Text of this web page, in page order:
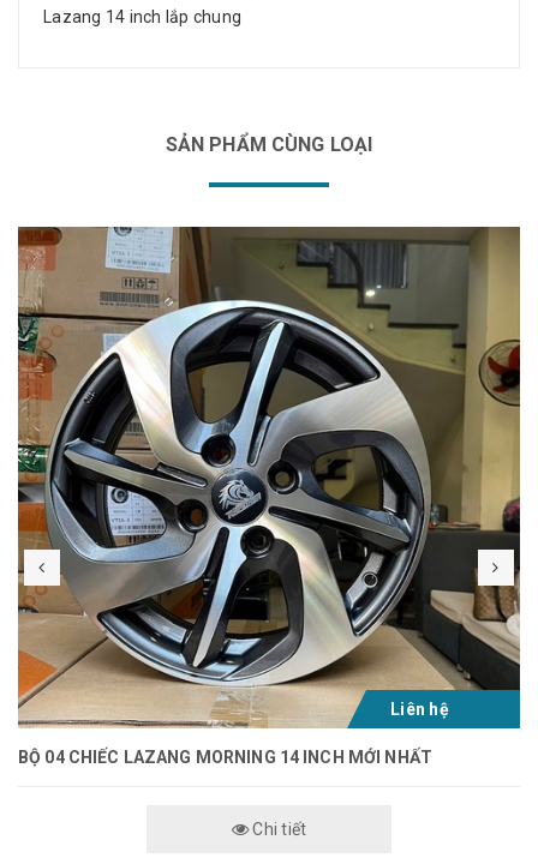
Lazang 14 inch lắp chung
SẢN PHẨM CÙNG LOẠI
Liên hệ
BỘ 04 CHIẾC LAZANG MORNING 14 INCH MỚI NHẤT
Chi tiết